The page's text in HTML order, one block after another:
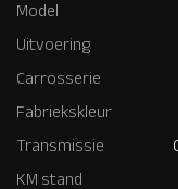
Model
Uitvoering
Carrosserie
Fabriekskleur
Transmissie
KM stand